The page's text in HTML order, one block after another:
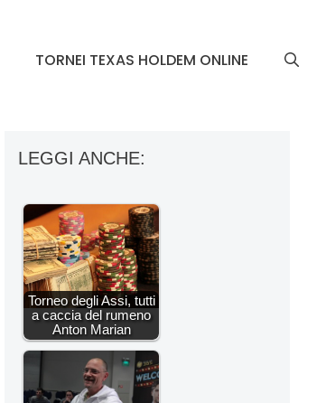
TORNEI TEXAS HOLDEM ONLINE
LEGGI ANCHE:
Torneo degli Assi, tutti
a caccia del rumeno
Anton Marian